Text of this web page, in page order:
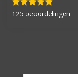
125 beoordelingen